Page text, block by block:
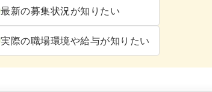
最新の募集状況が知りたい
実際の職場環境や給与が知りたい